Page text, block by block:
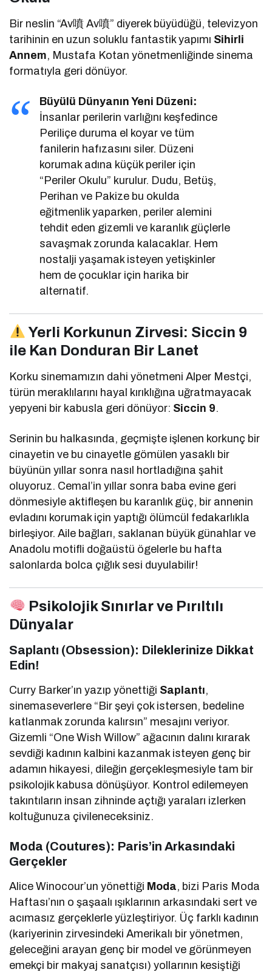
Bir neslin “Av噴 Av噴” diyerek büyüdüğü, televizyon
tarihinin en uzun soluklu fantastik yapımı Sihirli
Annem, Mustafa Kotan yönetmenliğinde sinema
formatıyla geri dönüyor.
Büyülü Dünyanın Yeni Düzeni:
İnsanlar perilerin varlığını keşfedince
Periliçe duruma el koyar ve tüm
fanilerin hafızasını siler. Düzeni
korumak adına küçük periler için
“Periler Okulu” kurulur. Dudu, Betüş,
Perihan ve Pakize bu okulda
eğitmenlik yaparken, periler alemini
tehdit eden gizemli ve karanlık güçlerle
savaşmak zorunda kalacaklar. Hem
nostalji yaşamak isteyen yetişkinler
hem de çocuklar için harika bir
alternatif.
Yerli Korkunun Zirvesi: Siccin 9
ile Kan Donduran Bir Lanet
Korku sinemamızın dahi yönetmeni Alper Mestçi,
türün meraklılarını hayal kırıklığına uğratmayacak
yepyeni bir kabusla geri dönüyor: Siccin 9.
Serinin bu halkasında, geçmişte işlenen korkunç bir
cinayetin ve bu cinayetle gömülen yasaklı bir
büyünün yıllar sonra nasıl hortladığına şahit
oluyoruz. Cemal’in yıllar sonra baba evine geri
dönmesiyle aktifleşen bu karanlık güç, bir annenin
evladını korumak için yaptığı ölümcül fedakarlıkla
birleşiyor. Aile bağları, saklanan büyük günahlar ve
Anadolu motifli doğaüstü ögelerle bu hafta
salonlarda bolca çığlık sesi duyulabilir!
Psikolojik Sınırlar ve Pırıltılı
Dünyalar
Saplantı (Obsession): Dileklerinize Dikkat
Edin!
Curry Barker’ın yazıp yönettiği Saplantı,
sinemaseverlere “Bir şeyi çok istersen, bedeline
katlanmak zorunda kalırsın” mesajını veriyor.
Gizemli “One Wish Willow” ağacının dalını kırarak
sevdiği kadının kalbini kazanmak isteyen genç bir
adamın hikayesi, dileğin gerçekleşmesiyle tam bir
psikolojik kabusa dönüşüyor. Kontrol edilemeyen
takıntıların insan zihninde açtığı yaraları izlerken
koltuğunuza çivileneceksiniz.
Moda (Coutures): Paris’in Arkasındaki
Gerçekler
Alice Winocour’un yönettiği Moda, bizi Paris Moda
Haftası’nın o şaşaalı ışıklarının arkasındaki sert ve
acımasız gerçeklerle yüzleştiriyor. Üç farklı kadının
(kariyerinin zirvesindeki Amerikalı bir yönetmen,
geleceğini arayan genç bir model ve görünmeyen
emekçi bir makyaj sanatçısı) yollarının kesiştiği